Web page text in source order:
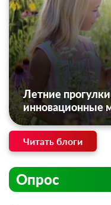
Летние
инновационные
Читать блоги
Опрос